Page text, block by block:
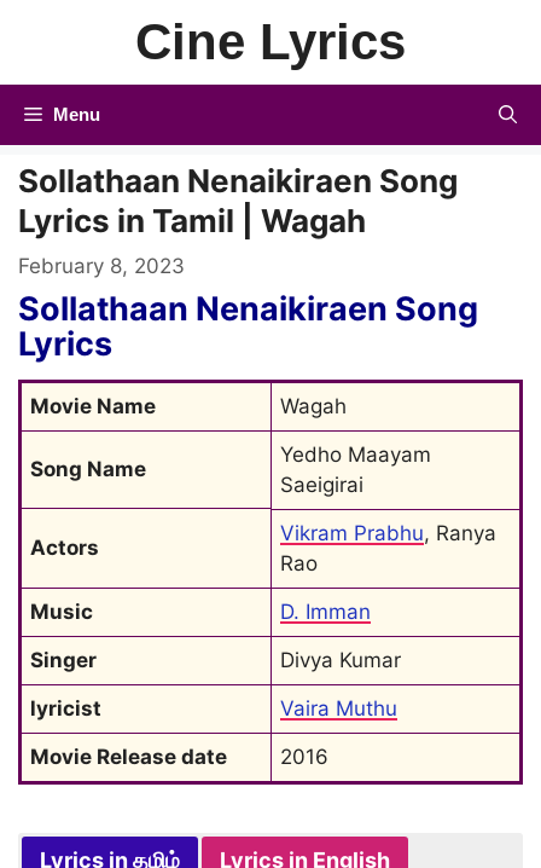
Cine Lyrics
Menu
Sollathaan Nenaikiraen Song
Lyrics in Tamil | Wagah
February 8, 2023
Sollathaan Nenaikiraen Song
Lyrics
Movie Name Wagah
Song Name
Yedho Maayam
Saeigirai
Actors
Vikram Prabhu, Ranya
Rao
Music
D. Imman
Singer
Divya Kumar
lyricist
Vaira Muthu
Movie Release date
2016
Lyrics in தமிழ் Lyrics in English